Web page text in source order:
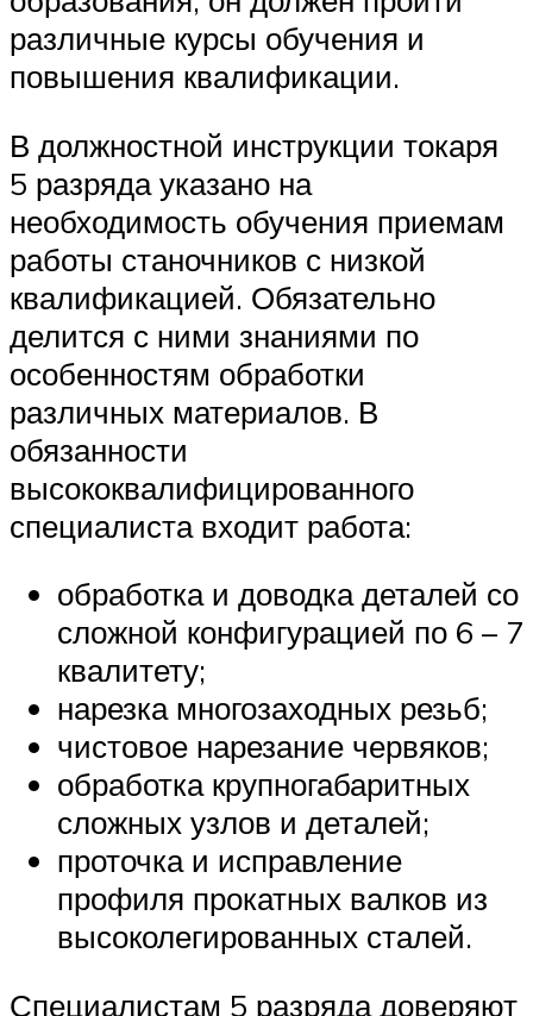
различные курсы обучения и
повышения квалификации.
В должностной инструкции токаря
5 разряда указано на
необходимость обучения приемам
работы станочников с низкой
квалификацией. Обязательно
делится с ними знаниями по
особенностям обработки
различных материалов. В
обязанности
высококвалифицированного
специалиста входит работа:
обработка и доводка деталей со
сложной конфигурацией по 6 – 7
квалитету;
нарезка многозаходных резьб;
чистовое нарезание червяков;
обработка крупногабаритных
сложных узлов и деталей;
проточка и исправление
профиля прокатных валков из
высоколегированных сталей.
Специалистам 5 разряда доверяют